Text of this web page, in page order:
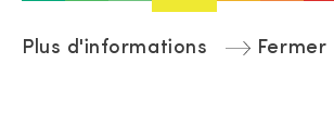
Plus d'informations Fermer